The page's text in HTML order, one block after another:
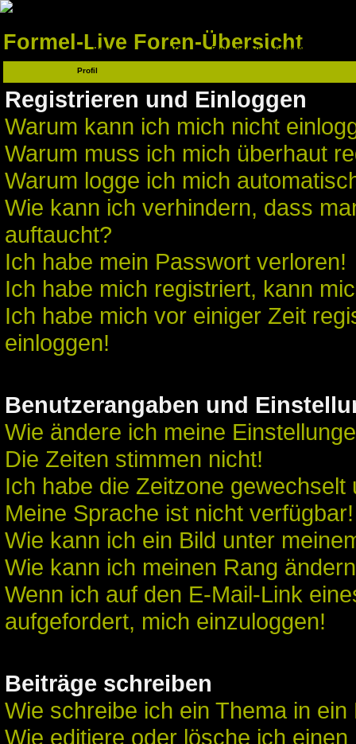
FAQ
Einloggen, um private Nachrichten
Profil
Home
Formel-Live Foren-Übersicht
Registrieren und Einloggen
Warum kann ich mich nicht
Warum muss ich mich überhaut
Warum logge ich mich
Wie kann ich verhindern, dass
auftaucht?
Ich habe mein Passwort verloren!
Ich habe mich registriert, kann
Ich habe mich vor einiger Zeit
einloggen!
Benutzerangaben und
Wie ändere ich meine
Die Zeiten stimmen nicht!
Ich habe die Zeitzone
Meine Sprache ist nicht verfügbar!
Wie kann ich ein Bild unter
Wie kann ich meinen Rang
Wenn ich auf den E-Mail-Link
aufgefordert, mich einzuloggen!
Beiträge schreiben
Wie schreibe ich ein Thema in ein
Wie editiere oder lösche ich einen